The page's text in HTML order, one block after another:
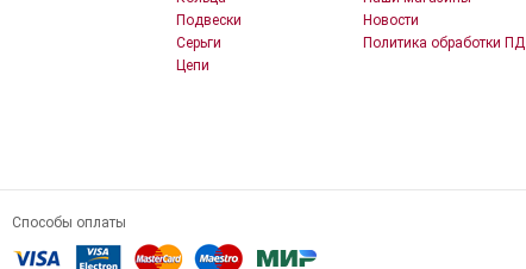
Подвески
Серьги
Цепи
Новости
Политика обработки ПД
Способы оплаты